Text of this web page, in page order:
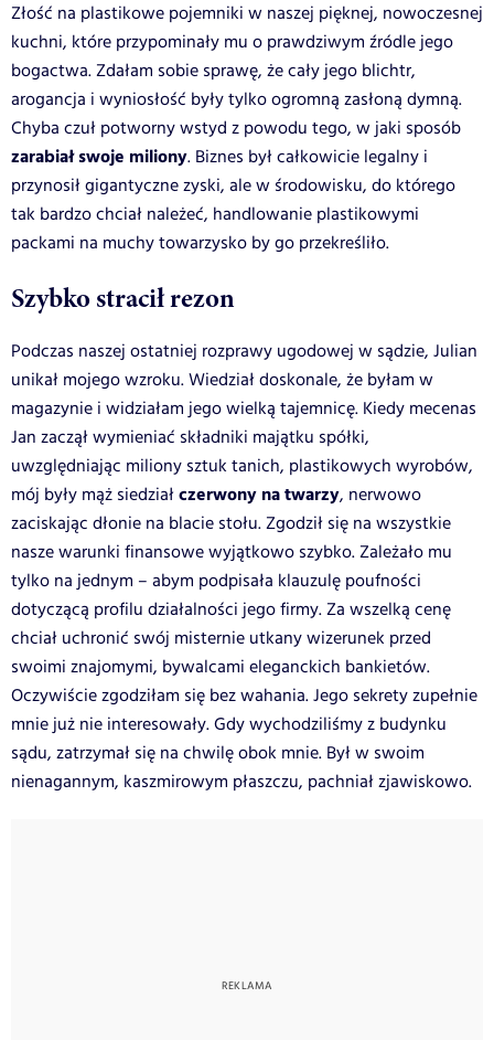
Złość na plastikowe pojemniki w naszej pięknej, nowoczesnej
kuchni, które przypominały mu o prawdziwym źródle jego
bogactwa. Zdałam sobie sprawę, że cały jego blichtr,
arogancja i wyniosłość były tylko ogromną zasłoną dymną.
Chyba czuł potworny wstyd z powodu tego, w jaki sposób
zarabiał swoje miliony. Biznes był całkowicie legalny i
przynosił gigantyczne zyski, ale w środowisku, do którego
tak bardzo chciał należeć, handlowanie plastikowymi
packami na muchy towarzysko by go przekreśliło.
Szybko stracił rezon
Podczas naszej ostatniej rozprawy ugodowej w sądzie, Julian
unikał mojego wzroku. Wiedział doskonale, że byłam w
magazynie i widziałam jego wielką tajemnicę. Kiedy mecenas
Jan zaczął wymieniać składniki majątku spółki,
uwzględniając miliony sztuk tanich, plastikowych wyrobów,
mój były mąż siedziałczerwony na twarzy, nerwowo
zaciskając dłonie na blacie stołu. Zgodził się na wszystkie
nasze warunki finansowe wyjątkowo szybko. Zależało mu
tylko na jednym – abym podpisała klauzulę poufności
dotyczącą profilu działalności jego firmy. Za wszelką cenę
chciał uchronić swój misternie utkany wizerunek przed
swoimi znajomymi, bywalcami eleganckich bankietów.
Oczywiście zgodziłam się bez wahania. Jego sekrety zupełnie
mnie już nie interesowały. Gdy wychodziliśmy z budynku
sądu, zatrzymał się na chwilę obok mnie. Był w swoim
nienagannym, kaszmirowym płaszczu, pachniał zjawiskowo.